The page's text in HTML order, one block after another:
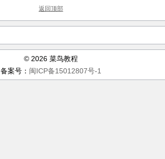
返回顶部
© 2026 菜鸟教程
备案号： 闽ICP备15012807号-1